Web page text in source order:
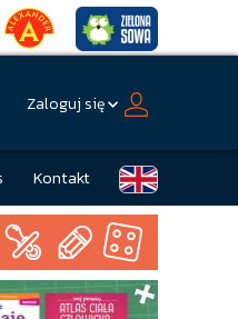
Zaloguj się
Kontakt